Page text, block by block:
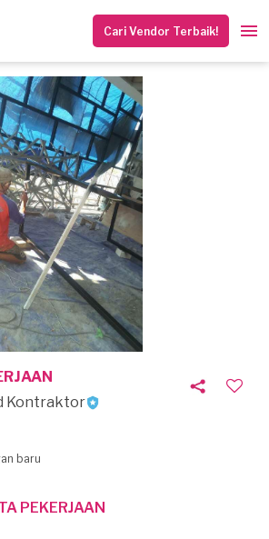
Cari Vendor Terbaik!
Kontraktor
baru
PEKERJAAN